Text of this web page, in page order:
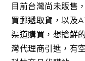
目前台灣尚未販售
買郵遞取貨，以及
渠道購買，想搶鮮
灣代理商引進，有